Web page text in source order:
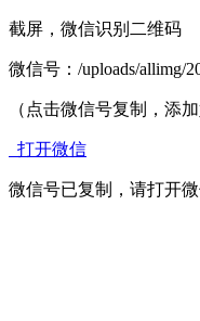
截屏，微信识别二维码
微信号： /uploads/allimg/
（点击微信号复制，添加
打开微信
微信号已复制，请打开